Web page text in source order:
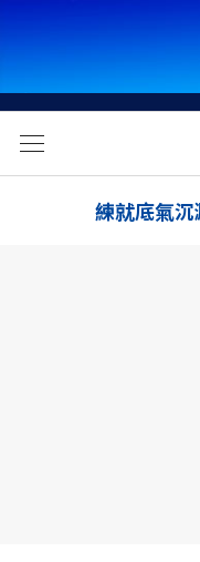
練就底氣沉